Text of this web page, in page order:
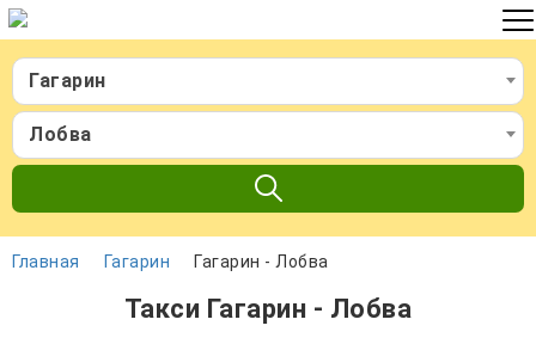
Гагарин
Лобва
Главная Гагарин Гагарин - Лобва
Такси Гагарин - Лобва